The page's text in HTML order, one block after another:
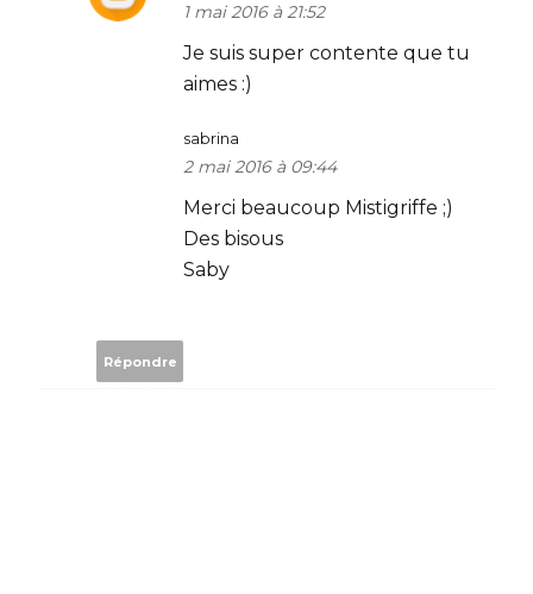
1 mai 2016 à 21:52
Je suis super contente que tu
aimes :)
sabrina
2 mai 2016 à 09:44
Merci beaucoup Mistigriffe ;)
Des bisous
Saby
Répondre